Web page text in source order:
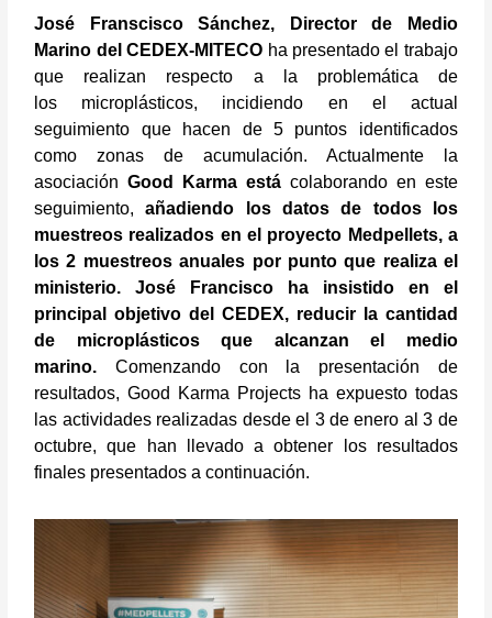
José Franscisco Sánchez, Director de Medio
Marino del CEDEX-MITECO ha presentado el trabajo
que realizan respecto a la problemática de
los microplásticos, incidiendo en el actual
seguimiento que hacen de 5 puntos identificados
como zonas de acumulación. Actualmente la
asociaciónGood Karma está colaborando en este
seguimiento,añadiendo los datos de todos los
muestreos realizados en el proyecto Medpellets, a
los 2 muestreos anuales por punto que realiza el
ministerio. José Francisco ha insistido en el
principal objetivo del CEDEX, reducir la cantidad
de microplásticos que alcanzan el medio
marino. Comenzando con la presentación de
resultados, Good Karma Projects ha expuesto todas
las actividades realizadas desde el 3 de enero al 3 de
octubre, que han llevado a obtener los resultados
finales presentados a continuación.